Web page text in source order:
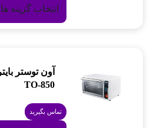
انتخاب گزینه ها
TO-850
تماس بگیرید